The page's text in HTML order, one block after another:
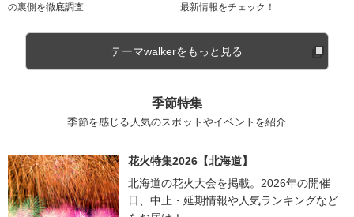
の裏側を徹底調査
最新情報をチェック！
テーマwalkerをもっと見る
季節特集
季節を感じる人気のスポットやイベントを紹介
花火特集2026【北海道】
北海道の花火大会を掲載。2026年の開催
日、中止・延期情報や人気ランキングなど